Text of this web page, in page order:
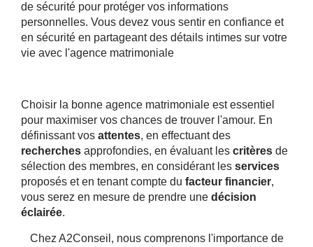
de sécurité pour protéger vos informations
personnelles. Vous devez vous sentir en confiance et
en sécurité en partageant des détails intimes sur votre
vie avec l'agence matrimoniale
Choisir la bonne agence matrimoniale est essentiel
pour maximiser vos chances de trouver l'amour. En
définissant vos attentes, en effectuant des
recherches approfondies, en évaluant les critères de
sélection des membres, en considérant les services
proposés et en tenant compte du facteur financier,
vous serez en mesure de prendre une décision
éclairée.
Chez A2Conseil, nous comprenons l'importance de